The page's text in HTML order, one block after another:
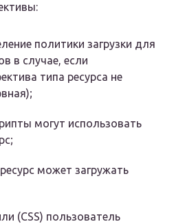
политики загрузки для
в случае, если
типа ресурса не
могут использовать
может загружать
(CSS) пользователь